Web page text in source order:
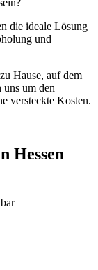
die ideale Lösung
und
Hause, auf dem
um den
versteckte Kosten.
Hessen